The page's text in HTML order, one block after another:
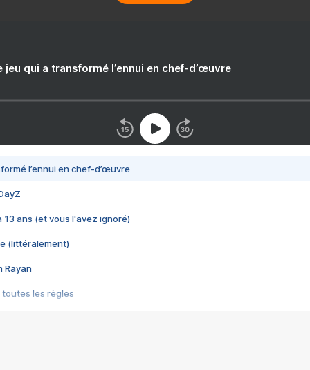
jeu qui a transformé l’ennui en chef-d’œuvre
l’ennui en chef-d’œuvre
13 ans (et vous l'avez ignoré)
(littéralement)
Rayan
toutes les règles